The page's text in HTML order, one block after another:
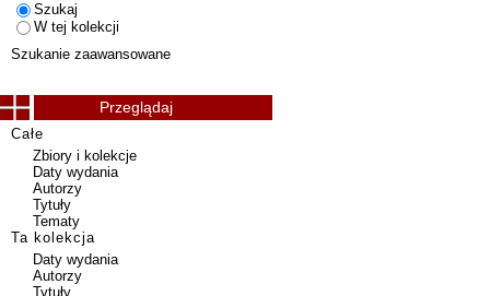
Szukaj
W tej kolekcji
Szukanie zaawansowane
Przeglądaj
Całe
Zbiory i kolekcje
Daty wydania
Autorzy
Tytuły
Tematy
Ta kolekcja
Daty wydania
Autorzy
Tytuły